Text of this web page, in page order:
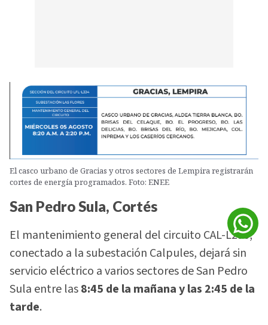
El casco urbano de Gracias y otros sectores de Lempira registrarán
cortes de energía programados. Foto: ENEE
San Pedro Sula, Cortés
El mantenimiento general del circuito CAL-L296,
conectado a la subestación Calpules, dejará sin
servicio eléctrico a varios sectores de San Pedro
Sula entre las8:45 de la mañana y las 2:45 de la
tarde.